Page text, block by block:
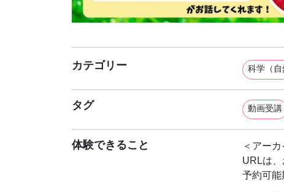
カテゴリー 科学（自
タグ 動画受講
体験できること
＜アー
URLは
予約可能